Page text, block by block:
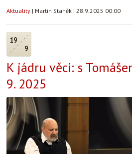
Aktuality | Martin Staněk | 28.9.2025 00:00
19
9
K jádru věci: s
9. 2025